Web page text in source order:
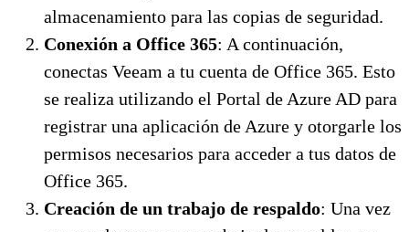
almacenamiento para las copias de seguridad.
Conexión a Office 365: A continuación,
conectas Veeam a tu cuenta de Office 365. Esto
se realiza utilizando el Portal de Azure AD para
registrar una aplicación de Azure y otorgarle los
permisos necesarios para acceder a tus datos de
Office 365.
Creación de un trabajo de respaldo: Una vez